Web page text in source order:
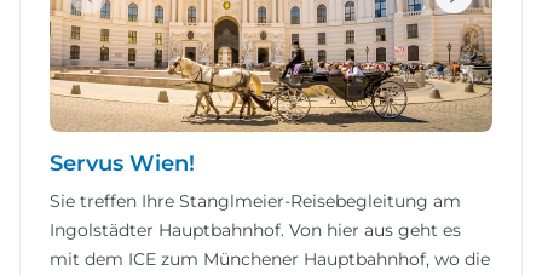
Servus Wien!
Sie treffen Ihre Stanglmeier-Reisebegleitung am
Ingolstädter Hauptbahnhof. Von hier aus geht es
mit dem ICE zum Münchener Hauptbahnhof, wo die